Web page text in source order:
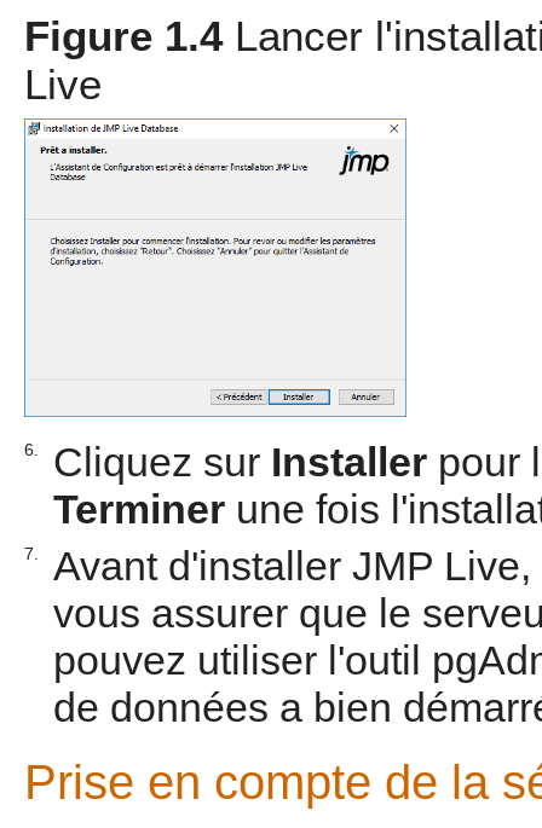
Figure 1.4 Lancer
Live
6. Cliquez sur Installer pour
Terminer une fois
7.
Avant d'installer JMP
vous assurer que le
pouvez utiliser l'outil
de données a bien
Prise en compte de la